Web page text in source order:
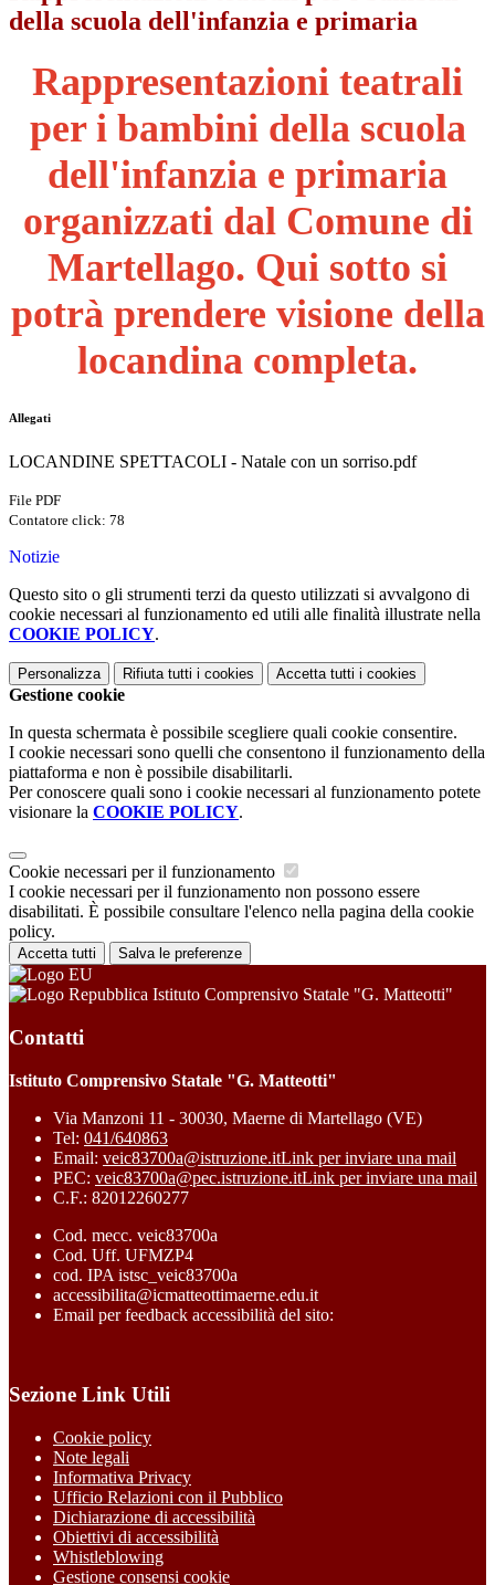
della scuola dell'infanzia e primaria
Rappresentazioni teatrali
per i bambini della scuola
dell'infanzia e primaria
organizzati dal Comune di
Martellago. Qui sotto si
potrà prendere visione della
locandina completa.
Allegati
LOCANDINE SPETTACOLI - Natale con un sorriso.pdf
File PDF
Contatore click: 78
Notizie
Questo sito o gli strumenti terzi da questo utilizzati si avvalgono di
cookie necessari al funzionamento ed utili alle finalità illustrate nella
COOKIE POLICY.
Personalizza Rifiuta tutti i cookies Accetta tutti i cookies
Gestione cookie
In questa schermata è possibile scegliere quali cookie consentire.
I cookie necessari sono quelli che consentono il funzionamento della
piattaforma e non è possibile disabilitarli.
Per conoscere quali sono i cookie necessari al funzionamento potete
visionare la COOKIE POLICY.
Cookie necessari per il funzionamento
I cookie necessari per il funzionamento non possono essere
disabilitati. È possibile consultare l'elenco nella pagina della cookie
policy.
Accetta tutti Salva le preferenze
Istituto Comprensivo Statale "G. Matteotti"
Contatti
Istituto Comprensivo Statale "G. Matteotti"
Via Manzoni 11 - 30030, Maerne di Martellago (VE)
Tel: 041/640863
Email: veic83700a@istruzione.itLink per inviare una mail
PEC: veic83700a@pec.istruzione.itLink per inviare una mail
C.F.: 82012260277
Cod. mecc. veic83700a
Cod. Uff. UFMZP4
cod. IPA istsc_veic83700a
accessibilita@icmatteottimaerne.edu.it
Email per feedback accessibilità del sito:
Sezione Link Utili
Cookie policy
Note legali
Informativa Privacy
Ufficio Relazioni con il Pubblico
Dichiarazione di accessibilità
Obiettivi di accessibilità
Whistleblowing
Gestione consensi cookie